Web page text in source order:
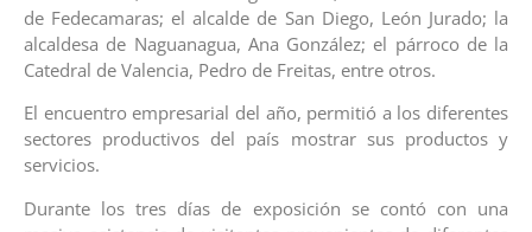
de Fedecamaras; el alcalde de San Diego, León Jurado; la
alcaldesa de Naguanagua, Ana González; el párroco de la
Catedral de Valencia, Pedro de Freitas, entre otros.
El encuentro empresarial del año, permitió a los diferentes
sectores productivos del país mostrar sus productos y
servicios.
Durante los tres días de exposición se contó con una